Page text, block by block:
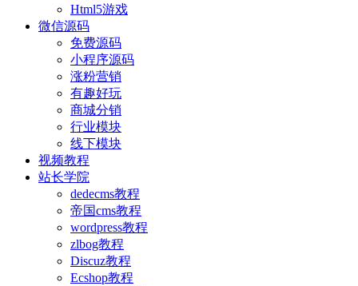
Html5游戏
微信源码
免费源码
小程序源码
涨粉营销
有趣好玩
商城分销
行业模块
线下模块
视频教程
站长学院
dedecms教程
帝国cms教程
wordpress教程
zlbog教程
Discuz教程
Ecshop教程